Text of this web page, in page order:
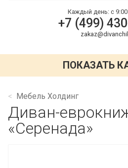
Каждый день: с
+7 (499)
ПОКАЗАТЬ
Мебель Холдинг
Диван-
«Серенада»